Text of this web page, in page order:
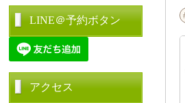
LINE＠予約ボタン
アクセス